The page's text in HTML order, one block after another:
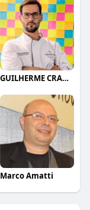
GUILHERME CRAMER BALLE
Marco Amatti